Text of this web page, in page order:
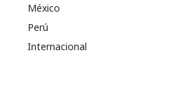
México
Perú
Internacional